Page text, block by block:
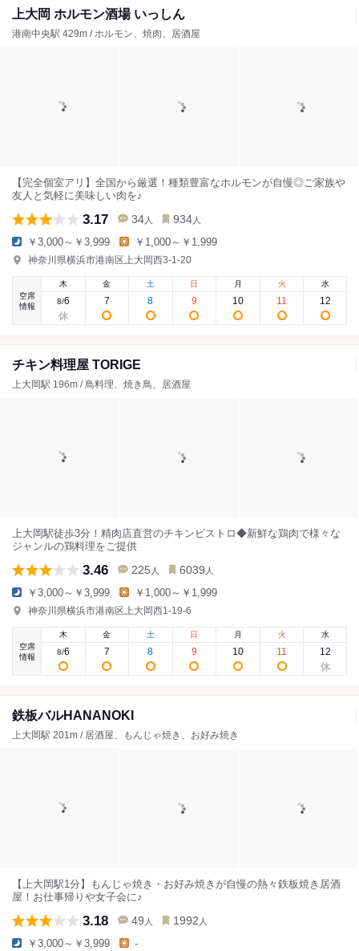
上大岡 ホルモン酒場 いっしん
港南中央駅 429m / ホルモン、焼肉、居酒屋
【完全個室アリ】全国から厳選！種類豊富なホルモンが自慢◎ご家族や
友人と気軽に美味しい肉を♪
3.17 34 人 934 人
￥3,000～￥3,999 ￥1,000～￥1,999
神奈川県横浜市港南区上大岡西3-1-20
空席
情報
木
8/6
金
7
土
8
日
9
月
10
火
11
水
12
チキン料理屋 TORIGE
上大岡駅 196m / 鳥料理、焼き鳥、居酒屋
上大岡駅徒歩3分！精肉店直営のチキンビストロ◆新鮮な鶏肉で様々な
ジャンルの鶏料理をご提供
3.46 225 人 6039 人
￥3,000～￥3,999 ￥1,000～￥1,999
神奈川県横浜市港南区上大岡西1-19-6
空席
情報
木
8/6
金
7
土
8
日
9
月
10
火
11
水
12
鉄板バルHANANOKI
上大岡駅 201m / 居酒屋、もんじゃ焼き、お好み焼き
【上大岡駅1分】もんじゃ焼き・お好み焼きが自慢の熱々鉄板焼き居酒
屋！お仕事帰りや女子会に♪
3.18 49 人 1992 人
￥3,000～￥3,999 -